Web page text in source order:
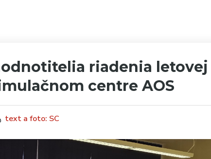
riadenia letovej
centre AOS
text a foto: SC